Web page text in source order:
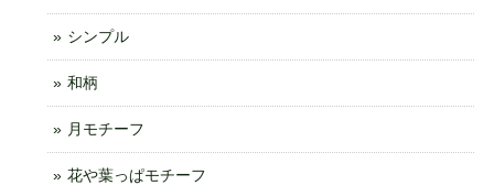
シンプル
和柄
月モチーフ
花や葉っぱモチーフ